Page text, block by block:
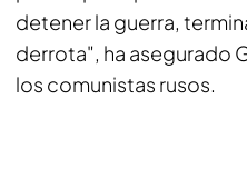
detener la guerra,
derrota", ha asegurado
los comunistas rusos.